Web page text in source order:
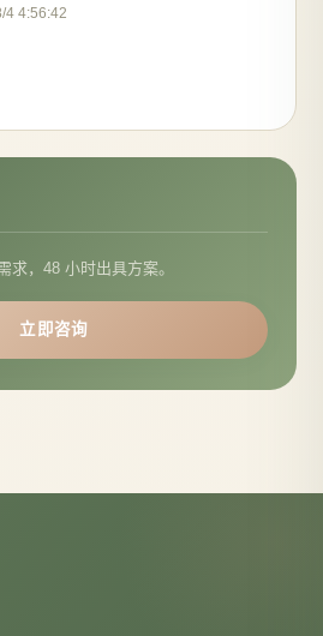
4 4:56:42
求，48 小时出具方案。
立即咨询